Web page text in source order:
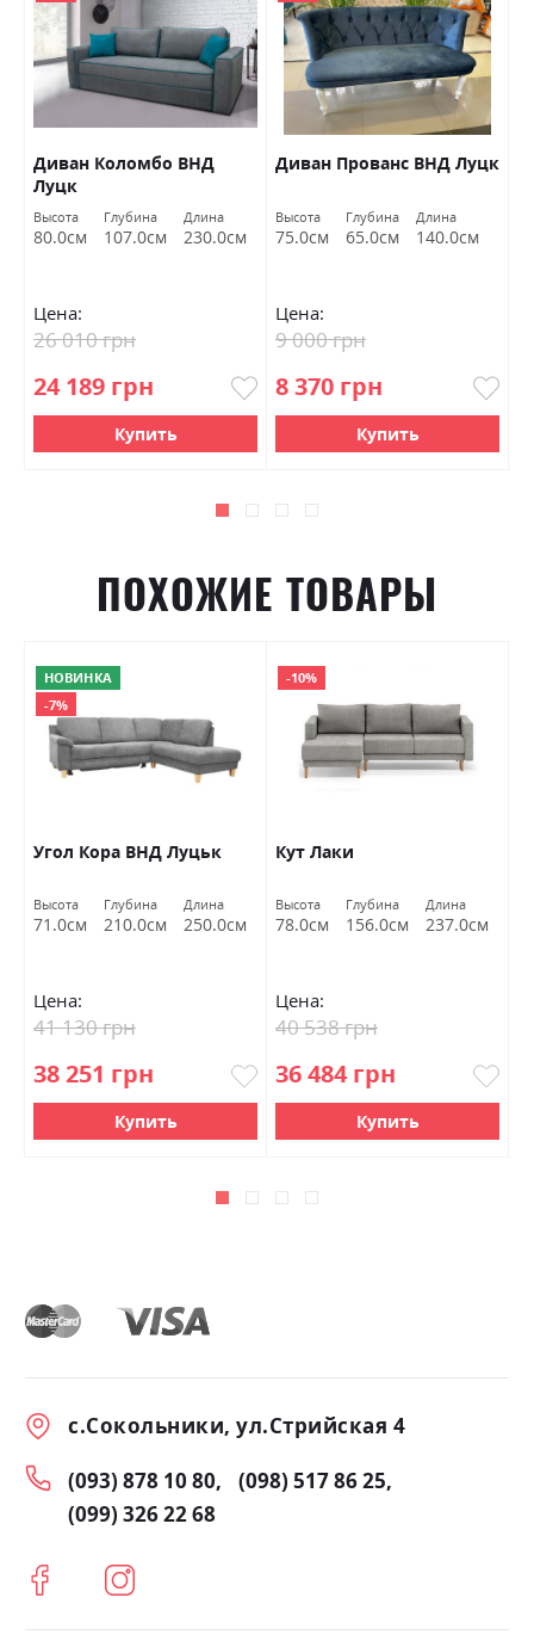
Диван Коломбо ВНД
Луцк
Высота
80.0см
Глубина
107.0см
Длина
230.0см
Цена:
24 189 грн
26 010 грн
Купить
Диван Прованс ВНД Луцк
Высота
75.0см
Глубина
65.0см
Длина
140.0см
Цена:
8 370 грн
9 000 грн
Купить
ПОХОЖИЕ ТОВАРЫ
НОВИНКА
-7%
Угол Кора ВНД Луцьк
Высота
71.0см
Глубина
210.0см
Длина
250.0см
Цена:
38 251 грн
41 130 грн
Купить
-10%
Кут Лаки
Высота
78.0см
Глубина
156.0см
Длина
237.0см
Цена:
36 484 грн
40 538 грн
Купить
с.Сокольники, ул.Стрийская 4
(093) 878 10 80
(098) 517 86 25
(099) 326 22 68